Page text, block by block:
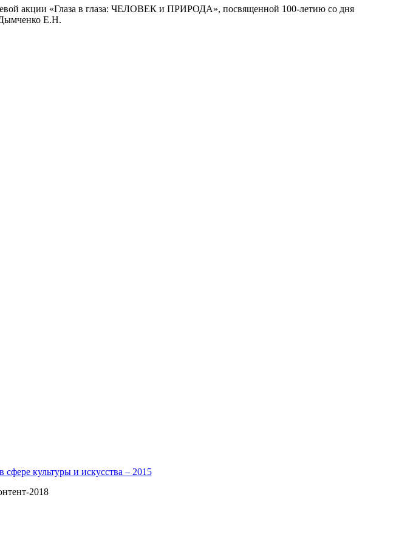
акции «Глаза в глаза: ЧЕЛОВЕК и ПРИРОДА», посвященной 100-летию со дня
Дымченко Е.Н.